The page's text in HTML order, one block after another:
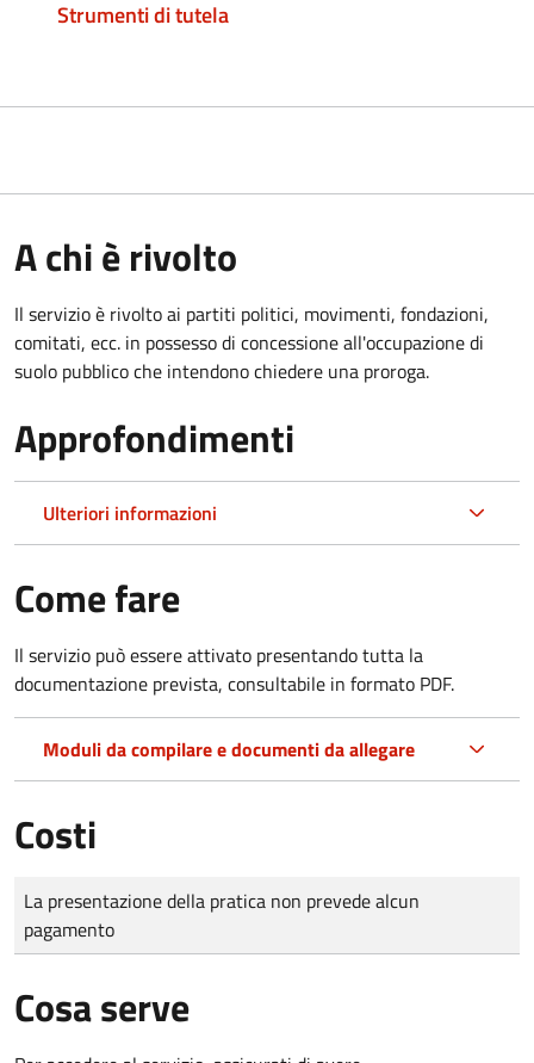
Strumenti di tutela
A chi è rivolto
Il servizio è rivolto ai partiti politici, movimenti, fondazioni,
comitati, ecc. in possesso di concessione all'occupazione di
suolo pubblico che intendono chiedere una proroga.
Approfondimenti
Ulteriori informazioni
Come fare
Il servizio può essere attivato presentando tutta la
documentazione prevista, consultabile in formato PDF.
Moduli da compilare e documenti da allegare
Costi
Tipo di pagamento
Importo
La presentazione della pratica non prevede alcun
pagamento
Cosa serve